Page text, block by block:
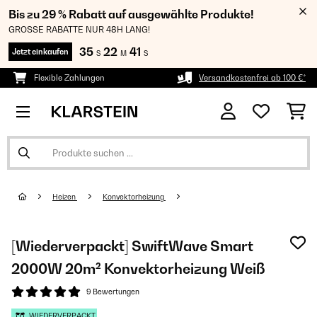
Bis zu 29 % Rabatt auf ausgewählte Produkte!
GROSSE RABATTE NUR 48H LANG!
Jetzt einkaufen 35 S 22 M 40 S
Flexible Zahlungen Versandkostenfrei ab 100 €*
Heizen Konvektorheizung
[Wiederverpackt] SwiftWave Smart
2000W 20m² Konvektorheizung Weiß
9 Bewertungen